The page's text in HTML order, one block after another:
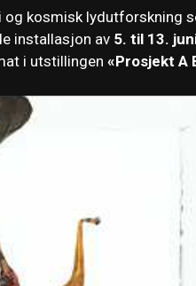
kosmisk lydutforskning
installasjon av 5. til 13.
i utstillingen «Prosjekt A